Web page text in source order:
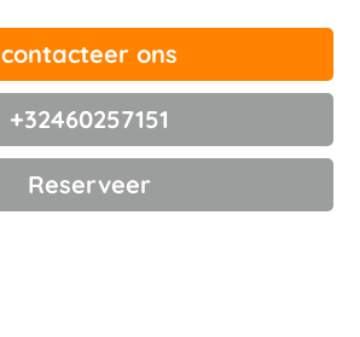
contacteer ons
+32460257151
Reserveer